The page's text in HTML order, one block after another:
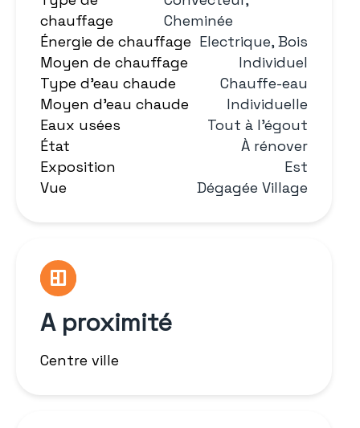
chauffage
Cheminée
Énergie de chauffage Electrique, Bois
Moyen de chauffage
Individuel
Type d'eau chaude
Chauffe-eau
Moyen d'eau chaude
Individuelle
Eaux usées
Tout à l'égout
État
À rénover
Exposition
Est
Vue
Dégagée Village
A proximité
Centre ville